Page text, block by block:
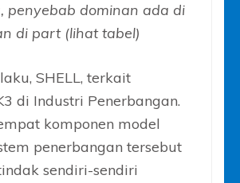
penyebab dominan ada di
di part (lihat tabel)
SHELL, terkait
di Industri Penerbangan.
komponen model
penerbangan tersebut
sendiri-sendiri